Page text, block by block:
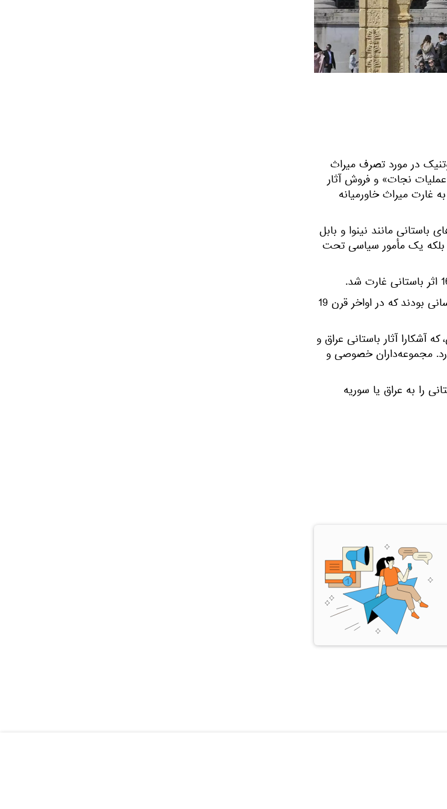
در مورد تصرف میراث
نجات» و فروش آثار
غارت میراث خاورمیانه
شهرهای باستانی مانند نینوا و بابل
بلکه یک مأمور سیاسی تحت
در سوریه، هیئت‌های بریتانیایی و فرانسوی از اولین کسانی بودند که در اواخر قرن 19
آشکارا آثار باستانی عراق و
مجموعه‌داران خصوصی و
را به عراق یا سوریه